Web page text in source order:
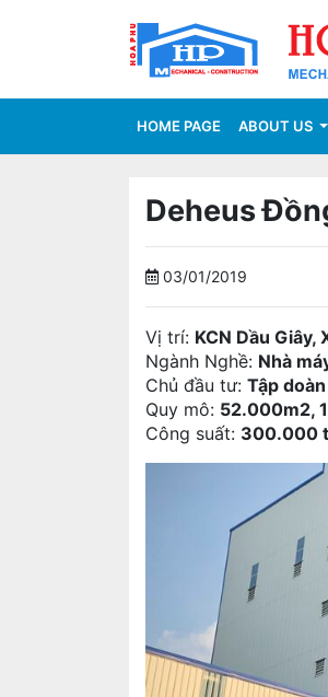
HOME PAGE (CURRENT)
ABOUT US
Deheus
03/01/2019
Vị trí: KCN Dầu
Ngành Nghề: Nhà
Chủ đầu tư: Tập
Quy mô: 52.000m2,
Công suất: 300.000